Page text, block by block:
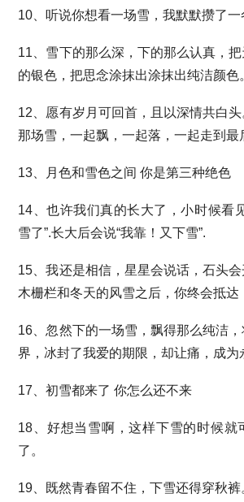
10、听说你想看一场雪，我默默攒了一
11、雪下的那么深，下的那么认真，
的银色，把思念涂抹出涂抹出纯洁颜色
12、愿有岁月可回首，且以深情共白
那场雪，一起飘，一起落，一起走到最
13、月色和雪色之间 你是第三种绝色
14、也许我们真的长大了，小时候看
雪了”.长大后会说“我靠！又下雪”.
15、我还是相信，星星会说话，石头
木栅栏和冬天的风雪之后，你终会抵达
16、忽然下的一场雪，飘得那么纯洁
界，冰封了我爱的期限，却让痛，成为
17、初雪都来了 你怎么还不来
18、好想当雪啊，这样下雪的时候就
了。
19、既然青春留不住，下雪还得穿秋裤